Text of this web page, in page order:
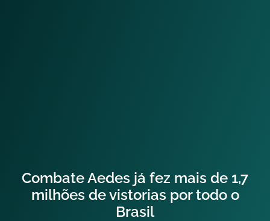
Combate Aedes já fez mais de 1,7
milhões de vistorias por todo o
Brasil